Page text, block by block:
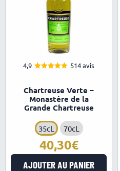
4,9 514 avis
Chartreuse Verte –
Monastère de la
Grande Chartreuse
35cL 70cL
40,30
AJOUTER AU PANIER